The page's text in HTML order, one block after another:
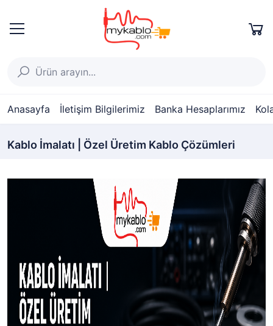
Anasayfa İletişim Bilgilerimiz Banka Hesaplarımız
Kablo İmalatı | Özel Üretim Kablo Çözümleri